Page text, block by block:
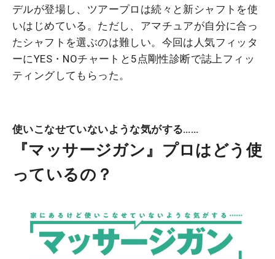
デルが登場し、ツアープロは続々と新シャフトを使
いはじめている。ただし、アマチュアが自分に合っ
たシャフトを選ぶのは難しい。今回は人気フィッタ
ーにYES・NOチャートと5点剛性診断で誌上フィッ
ティングしてもらった。
使いこなせていないような気がする……
『マッサージガン』プロはどう使
っているの？